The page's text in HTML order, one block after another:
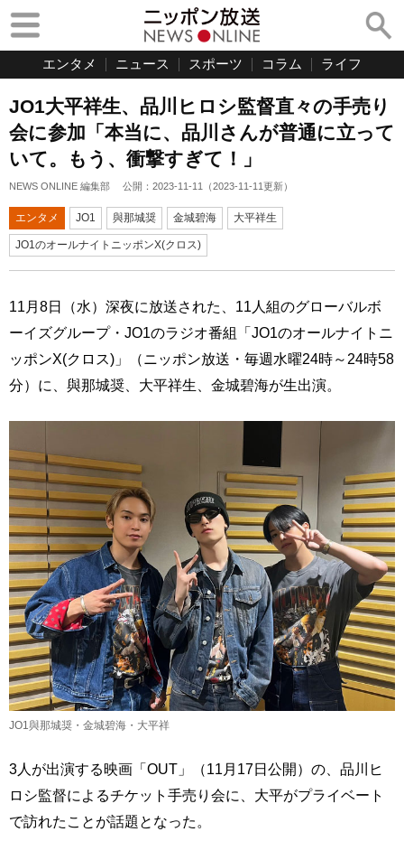
エンタメ ニュース スポーツ コラム ライフ
JO1大平祥生、品川ヒロシ監督直々の手売り
会に参加「本当に、品川さんが普通に立って
いて。もう、衝撃すぎて！」
NEWS ONLINE 編集部 公開： 2023-11-11 （2023-11-11更新）
エンタメ JO1 與那城奨 金城碧海 大平祥生
JO1のオールナイトニッポンX(クロス)
11月8日（水）深夜に放送された、11人組のグローバルボ
ーイズグループ・JO1のラジオ番組「JO1のオールナイトニ
ッポンX(クロス)」（ニッポン放送・毎週水曜24時～24時58
分）に、與那城奨、大平祥生、金城碧海が生出演。
JO1與那城奨・金城碧海・大平祥
3人が出演する映画「OUT」（11月17日公開）の、品川ヒ
ロシ監督によるチケット手売り会に、大平がプライベート
で訪れたことが話題となった。